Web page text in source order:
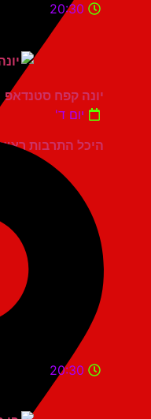
היכל התרבות ראשון לציון
20:30
יונה קפח סטנדאפ
יום ד'
20:30